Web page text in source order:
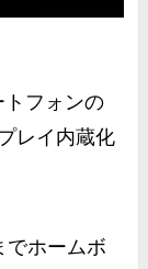
トフォンの
レイ内蔵化
でホームボ